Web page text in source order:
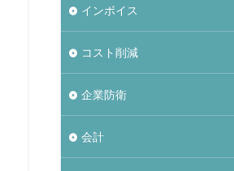
インボイス
コスト削減
企業防衛
会計